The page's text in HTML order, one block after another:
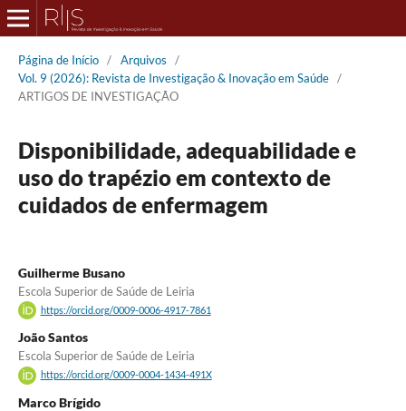
Página de Início / Arquivos
/
Vol. 9 (2026): Revista de Investigação & Inovação em Saúde /
ARTIGOS DE INVESTIGAÇÃO
Disponibilidade, adequabilidade e
uso do trapézio em contexto de
cuidados de enfermagem
Guilherme Busano
Escola Superior de Saúde de Leiria
https://orcid.org/0009-0006-4917-7861
João Santos
Escola Superior de Saúde de Leiria
https://orcid.org/0009-0004-1434-491X
Marco Brígido